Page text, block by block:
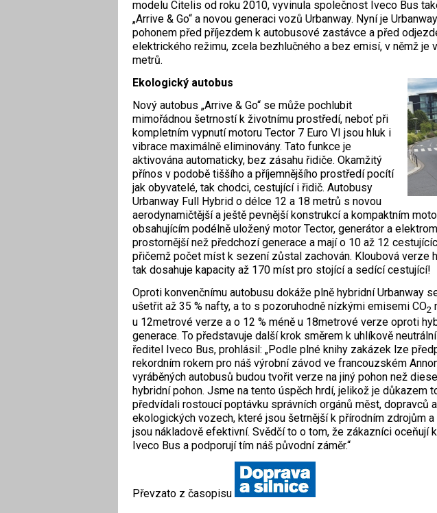
modelu Citelis od roku 2010, vyvinula společnost Iveco Bus
„Arrive & Go“ a novou generaci vozů Urbanway. Nyní je
pohonem před příjezdem k autobusové zastávce a před
elektrického režimu, zcela bezhlučného a bez emisí, v němž je
metrů.
Ekologický autobus
Nový autobus „Arrive & Go“ se může pochlubit
mimořádnou šetrností k životnímu prostředí, neboť při
kompletním vypnutí motoru Tector 7 Euro VI jsou hluk i
vibrace maximálně eliminovány. Tato funkce je
aktivována automaticky, bez zásahu řidiče. Okamžitý
přínos v podobě tiššího a příjemnějšího prostředí pocítí
jak obyvatelé, tak chodci, cestující i řidič. Autobusy
Urbanway Full Hybrid o délce 12 a 18 metrů s novou
aerodynamičtější a ještě pevnější konstrukcí a kompaktním
obsahujícím podélně uložený motor Tector, generátor a
prostornější než předchozí generace a mají o 10 až 12
přičemž počet míst k sezení zůstal zachován. Kloubová verze
tak dosahuje kapacity až 170 míst pro stojící a sedící cestující!
Oproti konvenčnímu autobusu dokáže plně hybridní Urbanway
ušetřit až 35 % nafty, a to s pozoruhodně nízkými emisemi CO2
u 12metrové verze a o 12 % méně u 18metrové verze oproti
generace. To představuje další krok směrem k uhlíkově
ředitel Iveco Bus, prohlásil: „Podle plné knihy zakázek lze
rekordním rokem pro náš výrobní závod ve francouzském
vyráběných autobusů budou tvořit verze na jiný pohon než
hybridní pohon. Jsme na tento úspěch hrdí, jelikož je důkazem
předvídali rostoucí poptávku správních orgánů měst, dopravců
ekologických vozech, které jsou šetrnější k přírodním zdrojům
jsou nákladově efektivní. Svědčí to o tom, že zákazníci oceňují
Iveco Bus a podporují tím náš původní záměr.“
Převzato z časopisu